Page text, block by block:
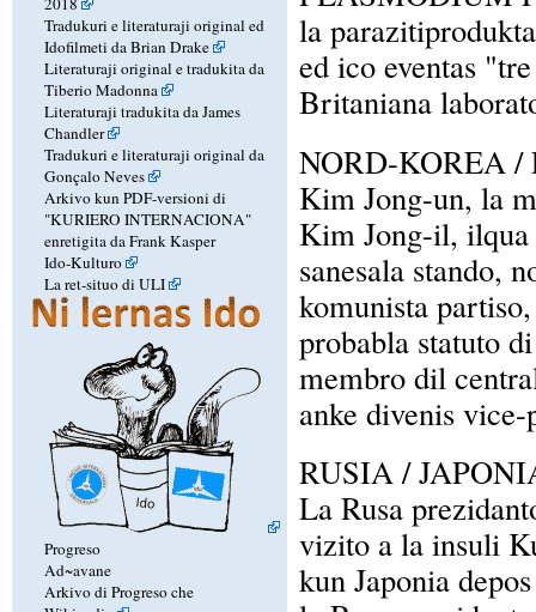
Tradukuri e literaturaji original ed
Idofilmeti da Brian Drake
Literaturaji original e tradukita da
Tiberio Madonna
Literaturaji tradukita da James
Chandler
Tradukuri e literaturaji original da
Gonçalo Neves
Arkivo kun PDF-versioni di
"KURIERO INTERNACIONA"
enretigita da Frank Kasper
Ido-Kulturo
La ret-situo di ULI
Progreso
Ad~avane
Arkivo di Progreso che
la
ed ico eventas
Britaniana
NORD-KOREA
Kim Jong-un, la
Kim Jong-il, ilqua
sanesala stando,
komunista
probabla statuto
membro dil
anke divenis
RUSIA /
La Rusa
vizito a la insuli
kun Japonia